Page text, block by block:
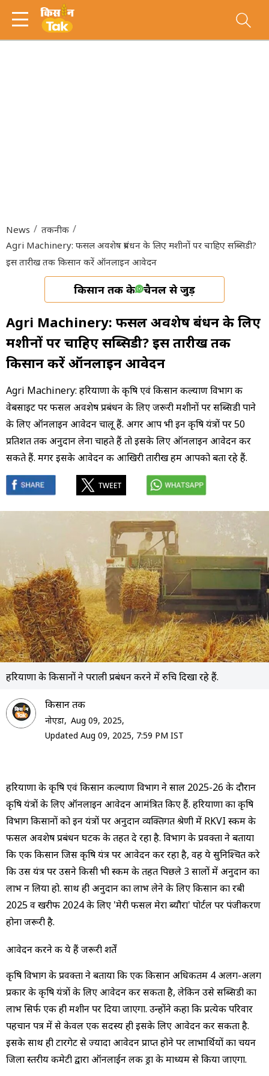
News
तकनीक
Agri Machinery: फसल अवशेष प्रबंधन के लिए मशीनों पर चाहिए सब्सिडी?
इस तारीख तक किसान करें ऑनलाइन आवेदन
किसान तक के चैनल से जुड़ें
Agri Machinery: फसल अवशेष प्रबंधन के लिए
मशीनों पर चाहिए सब्सिडी? इस तारीख तक
किसान करें ऑनलाइन आवेदन
Agri Machinery: हरियाणा के कृषि एवं किसान कल्याण विभाग की
वेबसाइट पर फसल अवशेष प्रबंधन के लिए जरूरी मशीनों पर सब्सिडी पाने
के लिए ऑनलाइन आवेदन चालू हैं. अगर आप भी इन कृषि यंत्रों पर 50
प्रतिशत तक अनुदान लेना चाहते हैं तो इसके लिए ऑनलाइन आवेदन कर
सकते हैं. मगर इसके आवेदन की आखिरी तारीख हम आपको बता रहे हैं.
हरियाणा के किसानों ने पराली प्रबंधन करने में रुचि दिखा रहे हैं.
क‍िसान तक
नोएडा, Aug 09, 2025,
Updated Aug 09, 2025, 7:59 PM IST
हरियाणा के कृषि एवं किसान कल्याण विभाग ने साल 2025-26 के दौरान
कृषि यंत्रों के लिए ऑनलाइन आवेदन आमंत्रित किए हैं. हरियाणा का कृषि
विभाग किसानों को इन यंत्रों पर अनुदान व्यक्तिगत श्रेणी में RKVI स्कीम के
फसल अवशेष प्रबंधन घटक के तहत दे रहा है. विभाग के प्रवक्ता ने बताया
कि एक किसान जिस कृषि यंत्र पर आवेदन कर रहा है, वह ये सुनिश्चित करे
कि उस यंत्र पर उसने किसी भी स्कीम के तहत पिछले 3 सालों में अनुदान का
लाभ न लिया हो. साथ ही अनुदान का लाभ लेने के लिए किसान का रबी
2025 व खरीफ 2024 के लिए 'मेरी फसल मेरा ब्यौरा' पोर्टल पर पंजीकरण
होना जरूरी है.
आवेदन करने की ये हैं जरूरी शर्तें
कृषि विभाग के प्रवक्ता ने बताया कि एक किसान अधिकतम 4 अलग-अलग
प्रकार के कृषि यंत्रों के लिए आवेदन कर सकता है, लेकिन उसे सब्सिडी का
लाभ सिर्फ एक ही मशीन पर दिया जाएगा. उन्होंने कहा कि प्रत्येक परिवार
पहचान पत्र में से केवल एक सदस्य ही इसके लिए आवेदन कर सकता है.
इसके साथ ही टारगेट से ज्यादा आवेदन प्राप्त होने पर लाभार्थियों का चयन
जिला स्तरीय कमेटी द्वारा ऑनलाईन लकी ड्रा के माध्यम से किया जाएगा.